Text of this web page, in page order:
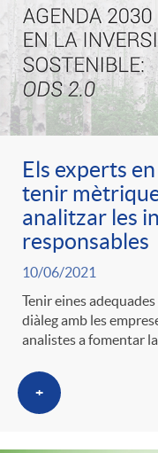
Els experts
tenir
analitzar les
responsables
10/06/2021
Tenir eines
diàleg amb les
analistes a fomentar
+